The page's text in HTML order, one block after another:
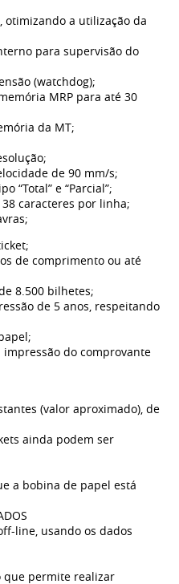
otimizando a utilização da
para supervisão do
(watchdog);
MRP para até 30
da MT;
de 90 mm/s;
“Total” e “Parcial”;
caracteres por linha;
de comprimento ou até
8.500 bilhetes;
de 5 anos, respeitando
impressão do comprovante
(valor aproximado), de
ainda podem ser
a bobina de papel está
line, usando os dados
que permite realizar